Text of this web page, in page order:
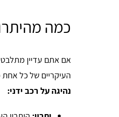
כמה
אם אתם עדיין
העיקריים של כל אחת
נהיגה על רכב ידני: